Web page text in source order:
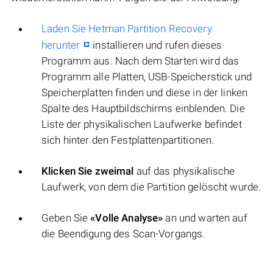
Laden Sie Hetman Partition Recovery
herunter
installieren und rufen dieses
Programm aus. Nach dem Starten wird das
Programm alle Platten, USB-Speicherstick und
Speicherplatten finden und diese in der linken
Spalte des Hauptbildschirms einblenden. Die
Liste der physikalischen Laufwerke befindet
sich hinter den Festplattenpartitionen.
Klicken Sie zweimal auf das physikalische
Laufwerk, von dem die Partition gelöscht wurde.
Geben Sie«Volle Analyse» an und warten auf
die Beendigung des Scan-Vorgangs.